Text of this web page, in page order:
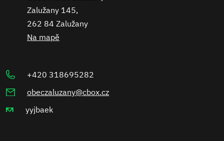
Zalužany 145,
262 84 Zalužany
Na mapě
+420 318695282
obeczaluzany@cbox.cz
yyjbaek